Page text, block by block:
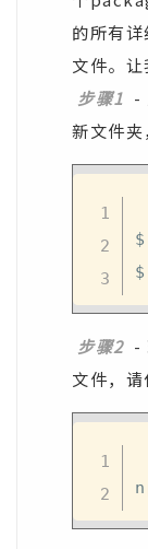
的所有
文件。让
步骤1 -
新文件
步骤2 -
文件，请